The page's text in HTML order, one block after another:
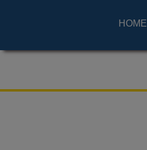
HOME